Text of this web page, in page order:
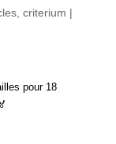
, criterium |
pour 18